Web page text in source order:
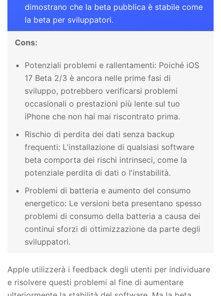
dimostrano che la beta pubblica è stabile come
la beta per sviluppatori.
Cons:
Potenziali problemi e rallentamenti: Poiché iOS
17 Beta 2/3 è ancora nelle prime fasi di
sviluppo, potrebbero verificarsi problemi
occasionali o prestazioni più lente sul tuo
iPhone che non hai mai riscontrato prima.
Rischio di perdita dei dati senza backup
frequenti: L'installazione di qualsiasi software
beta comporta dei rischi intrinseci, come la
potenziale perdita di dati o l'instabilità.
Problemi di batteria e aumento del consumo
energetico: Le versioni beta presentano spesso
problemi di consumo della batteria a causa dei
continui sforzi di ottimizzazione da parte degli
sviluppatori.
Apple utilizzerà i feedback degli utenti per individuare
e risolvere questi problemi al fine di aumentare